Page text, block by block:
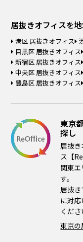
居抜きオフィスを
港区 居抜きオフィス
目黒区 居抜きオフィス
新宿区 居抜きオフィス
中央区 居抜きオフィス
豊島区 居抜きオフィス
東京
探し
居抜
ス【
関東
す。
居抜
に対
くださ
東京